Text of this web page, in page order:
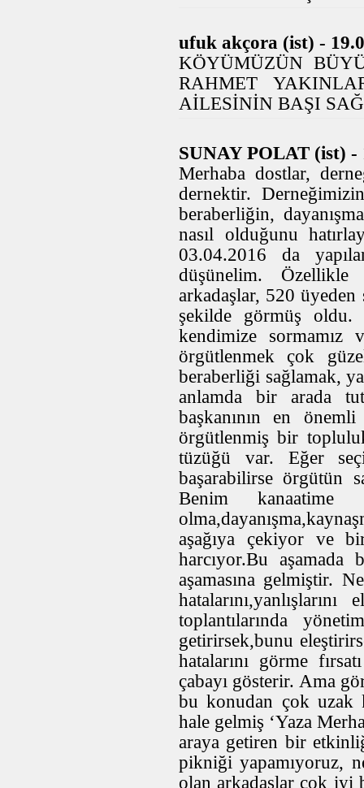
ufuk akçora (ist) -
KÖYÜMÜZÜN
RAHMET
AİLESİNİN BAŞI
SUNAY POLAT (ist) -
Merhaba dostlar,
dernektir.
beraberliğin,
nasıl olduğunu
03.04.2016 da
düşünelim.
arkadaşlar, 520
şekilde görmüş
kendimize sormamız
örgütlenmek çok
beraberliği sağlamak,
anlamda bir arada
başkanının en
örgütlenmiş bir
tüzüğü var. Eğer
başarabilirse örgütün
Benim
aşağıya çekiyor ve
harcıyor.Bu
aşamasına gelmiştir.
toplantılarında
getirirsek,bunu
hatalarını görme
çabayı gösterir. Ama
bu konudan çok uzak
hale gelmiş ‘Yaza
araya getiren bir
pikniği yapamıyoruz,
olan arkadaşlar çok iyi